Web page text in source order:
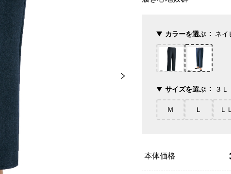
カラーを選ぶ ネイ
サイズを選ぶ ３Ｌ
Ｍ Ｌ ＬＬ
本体価格